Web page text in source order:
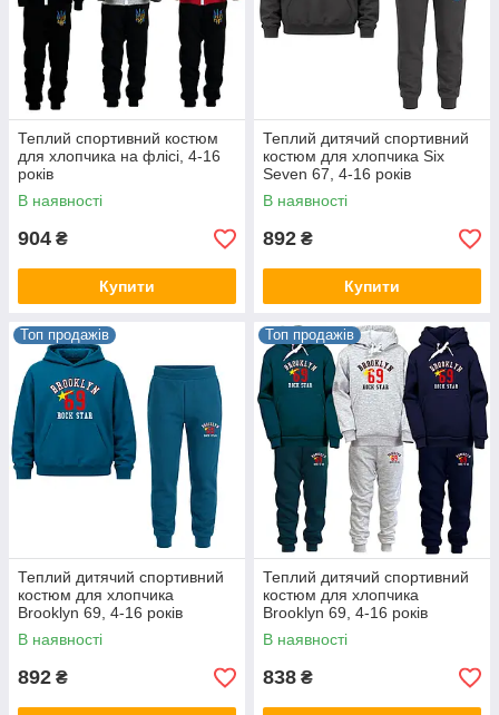
Теплий спортивний костюм
для хлопчика на флісі, 4-16
років
В наявності
904 ₴
Купити
Теплий дитячий спортивний
костюм для хлопчика Six
Seven 67, 4-16 років
В наявності
892 ₴
Купити
Топ продажів
Теплий дитячий спортивний
костюм для хлопчика
Brooklyn 69, 4-16 років
В наявності
892 ₴
Топ продажів
Теплий дитячий спортивний
костюм для хлопчика
Brooklyn 69, 4-16 років
В наявності
838 ₴